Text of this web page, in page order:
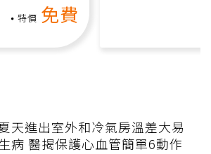
特價 免費
天進出室外和冷氣房溫差大易
病 醫揭保護心血管簡單6動作